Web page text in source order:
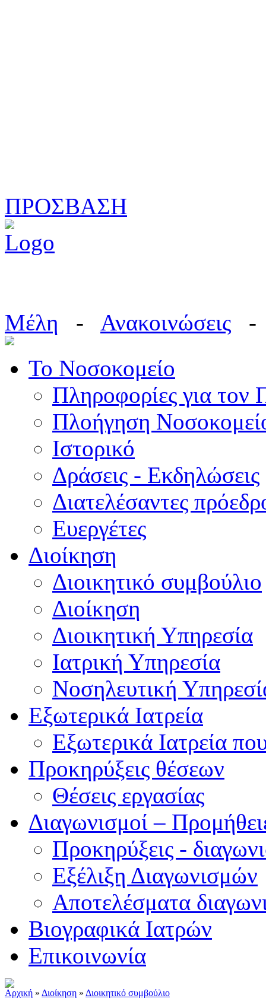
ΠΡΟΣΒΑΣΗ
Μέλη - Ανακοινώσεις
Το Νοσοκομείο
Πληροφορίες για τον
Πλοήγηση
Ιστορικό
Δράσεις - Εκδηλώσεις
Διατελέσαντες
Ευεργέτες
Διοίκηση
Διοικητικό συμβούλιο
Διοίκηση
Διοικητική Υπηρεσία
Ιατρική Υπηρεσία
Νοσηλευτική
Εξωτερικά Ιατρεία
Εξωτερικά Ιατρεία
Προκηρύξεις θέσεων
Θέσεις εργασίας
Διαγωνισμοί –
Προκηρύξεις -
Εξέλιξη Διαγωνισμών
Αποτελέσματα
Βιογραφικά Ιατρών
Επικοινωνία
Αρχική » Διοίκηση » Διοικητικό συμβούλιο